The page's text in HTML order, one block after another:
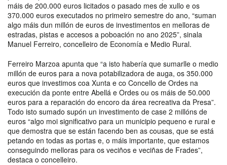
máis de 200.000 euros licitados o pasado mes de xullo e os
370.000 euros executados no primeiro semestre do ano, “suman
algo máis dun millón de euros de investimentos en melloras de
estradas, pistas e accesos a poboación no ano 2025”, sinala
Manuel Ferreiro, concelleiro de Economía e Medio Rural.
Ferreiro Marzoa apunta que “a isto habería que sumarlle o medio
millón de euros para a nova potabilizadora de auga, os 350.000
euros que investimos coa Xunta e co Concello de Ordes na
execución da ponte entre Abellá e Ordes ou os máis de 50.000
euros para a reparación do encoro da área recreativa da Presa”.
Todo isto sumado supón un investimento de case 2 millóns de
euros “algo moi significativo para un municipio pequeno e rural e
que demostra que se están facendo ben as cousas, que se está
petando en todas as portas e, o máis importante, que estamos
conseguindo melloras para os veciños e veciñas de Frades”,
destaca o concelleiro.